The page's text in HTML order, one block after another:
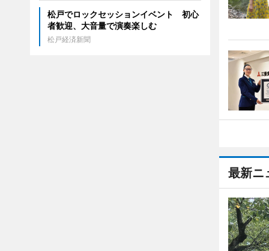
最新ニ
松戸でロックセッションイベント 初心
者歓迎、大音量で演奏楽しむ
松戸経済新聞